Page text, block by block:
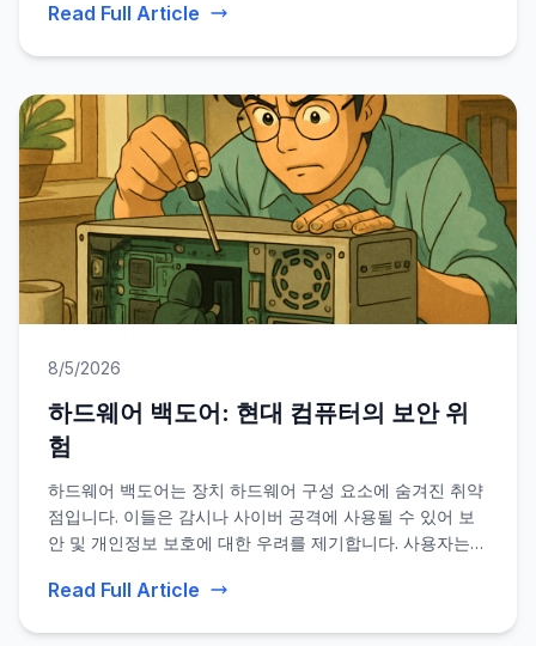
전하게 보호하는 데 도움을 줍니다.
Read Full Article
8/5/2026
하드웨어 백도어: 현대 컴퓨터의 보안 위
험
하드웨어 백도어는 장치 하드웨어 구성 요소에 숨겨진 취약
점입니다. 이들은 감시나 사이버 공격에 사용될 수 있어 보
안 및 개인정보 보호에 대한 우려를 제기합니다. 사용자는
다.
Read Full Article